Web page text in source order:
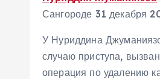
Сангороде 31 декабря
У Нуриддина
случаю приступа,
операция по удалению